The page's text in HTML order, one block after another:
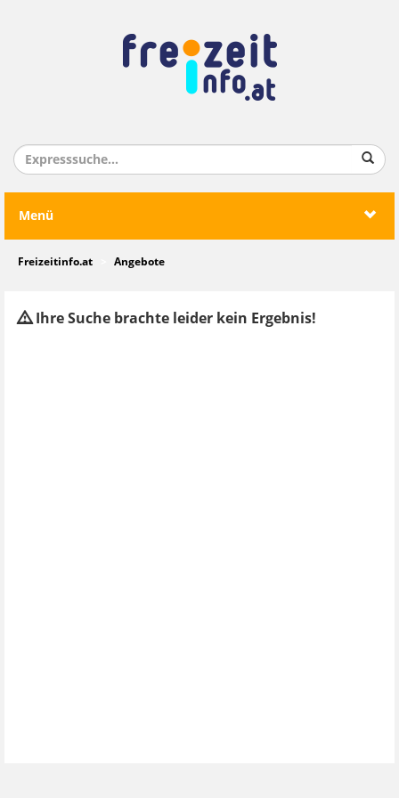
Menü
Freizeitinfo.at Angebote
Ihre Suche brachte leider kein Ergebnis!